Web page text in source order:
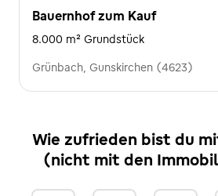
Bauernhof zum Kauf
8.000 m² Grundstück
Grünbach, Gunskirchen (4623)
Wie zufrieden bist du
(nicht mit den